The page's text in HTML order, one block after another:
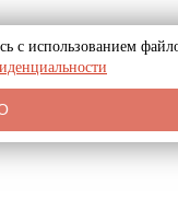
с использованием